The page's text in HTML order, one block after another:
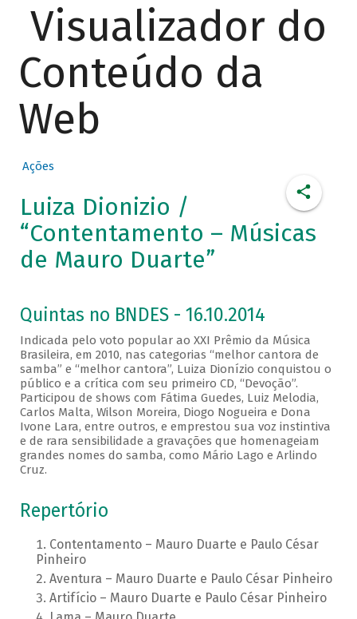
Visualizador do
Conteúdo da
Web
Ações
Luiza Dionizio /
“Contentamento – Músicas
de Mauro Duarte”
Quintas no BNDES - 16.10.2014
Indicada pelo voto popular ao XXI Prêmio da Música
Brasileira, em 2010, nas categorias “melhor cantora de
samba” e “melhor cantora”, Luiza Dionízio conquistou o
público e a crítica com seu primeiro CD, “Devoção”.
Participou de shows com Fátima Guedes, Luiz Melodia,
Carlos Malta, Wilson Moreira, Diogo Nogueira e Dona
Ivone Lara, entre outros, e emprestou sua voz instintiva
e de rara sensibilidade a gravações que homenageiam
grandes nomes do samba, como Mário Lago e Arlindo
Cruz.
Repertório
Contentamento – Mauro Duarte e Paulo César
Pinheiro
Aventura – Mauro Duarte e Paulo César Pinheiro
Artifício – Mauro Duarte e Paulo César Pinheiro